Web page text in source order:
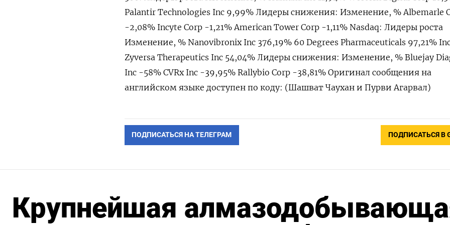
Palantir Technologies Inc 9,99% Лидеры снижения: Изменение, % Albemarle
-2,08% Incyte Corp -1,21% American Tower Corp -1,11% Nasdaq: Лидеры роста
Изменение, % Nanovibronix Inc 376,19% 60 Degrees Pharmaceuticals 97,21%
Zyversa Therapeutics Inc 54,04% Лидеры снижения: Изменение, % Bluejay
Inc -58% CVRx Inc -39,95% Rallybio Corp -38,81% Оригинал сообщения на
английском языке доступен по коду: (Шашват Чаухан и Пурви Агарвал)
ПОДПИСАТЬСЯ НА ТЕЛЕГРАМ ПОДПИСАТЬСЯ В
Крупнейшая